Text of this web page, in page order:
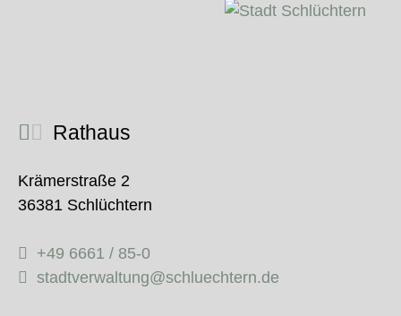
Rathaus
Krämerstraße 2
36381 Schlüchtern
+49 6661 / 85-0
stadtverwaltung@schluechtern.de